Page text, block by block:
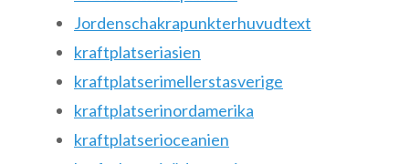
Jordenschakrapunkterhuvudtext
kraftplatseriasien
kraftplatserimellerstasverige
kraftplatserinordamerika
kraftplatserioceanien